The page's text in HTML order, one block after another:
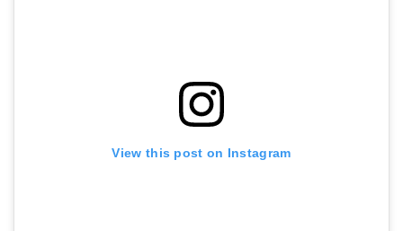
View this post on Instagram